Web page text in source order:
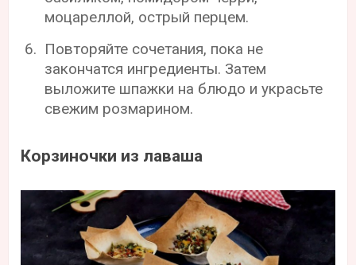
моцареллой, острый перцем.
Повторяйте сочетания, пока не
закончатся ингредиенты. Затем
выложите шпажки на блюдо и украсьте
свежим розмарином.
Корзиночки из лаваша